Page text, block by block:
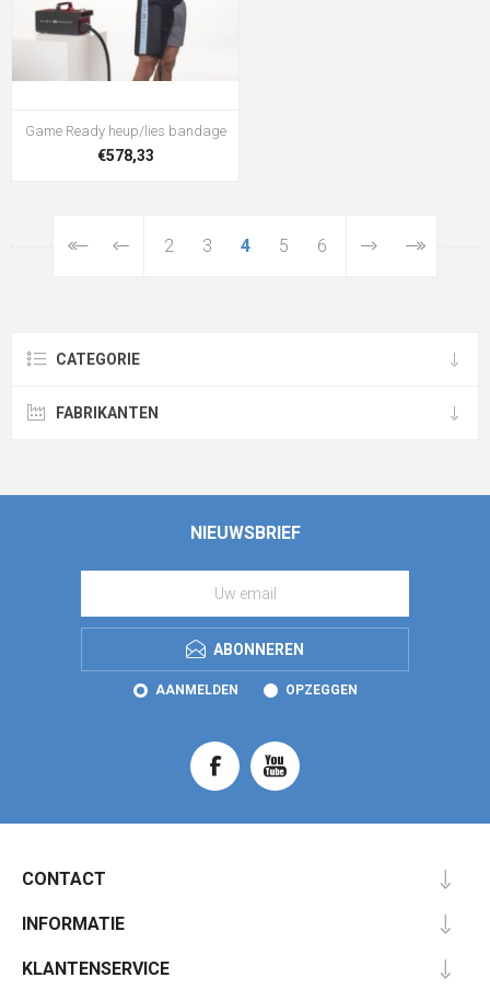
Game Ready heup/lies bandage
€578,33
2 3 4 5 6
CATEGORIE
FABRIKANTEN
NIEUWSBRIEF
ABONNEREN
AANMELDEN OPZEGGEN
CONTACT
INFORMATIE
KLANTENSERVICE